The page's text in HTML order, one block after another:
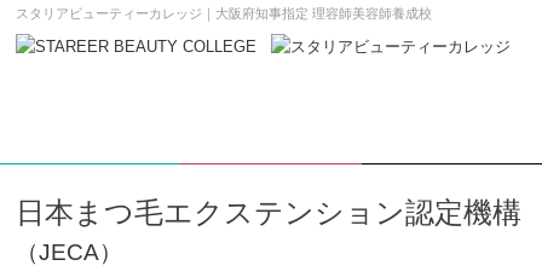
スタリアビューティーカレッジ｜大阪府知事指定 理容師美容師養成校
日本まつ毛エクステンション認定機構
（JECA）